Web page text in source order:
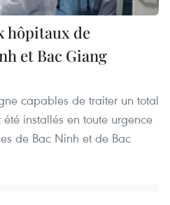
hôpitaux de
et Bac Giang
capables de traiter un total
installés en toute urgence
de Bac Ninh et de Bac